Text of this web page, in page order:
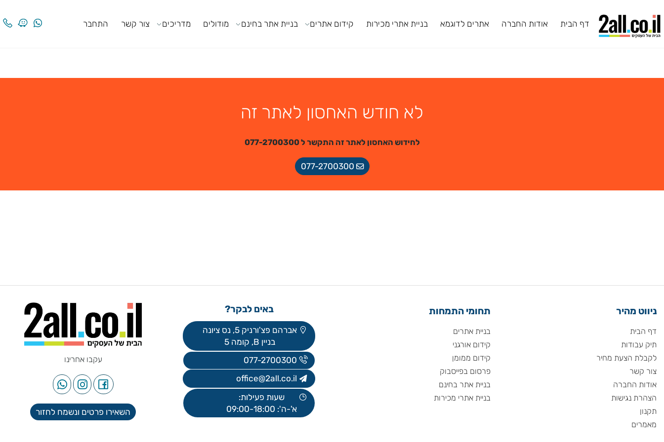
דף הבית אודות החברה אתרים לדוגמא בניית אתרי מכירות קידום אתרים בניית אתר בחינם מודולים מדריכים צור קשר התחבר
לא חודש האחסון לאתר זה
לחידוש האחסון לאתר זה התקשר ל 077-2700300
077-2700300
הצעת מחיר
החברה
בניית אתרים
קידום אורגני
קידום ממומן
פרסום בפייסבוק
בניית אתר בחינם
באים לבקר?
אברהם פצ'ורניק 5, נס ציונה
בניין B, קומה 5
077-2700300
office@2all.co.il
שעות פעילות:
עקבו אחרינו